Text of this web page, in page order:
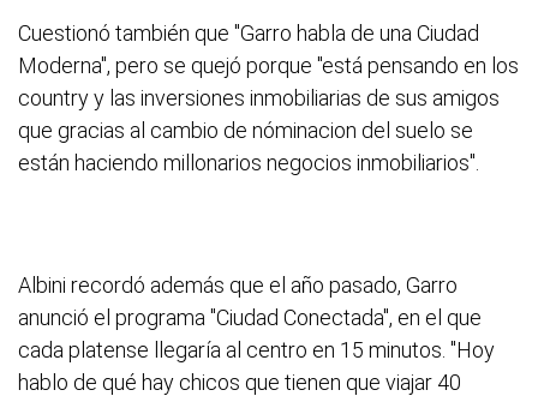
Cuestionó también que "Garro habla de una Ciudad
Moderna", pero se quejó porque "está pensando en los
country y las inversiones inmobiliarias de sus amigos
que gracias al cambio de nóminacion del suelo se
están haciendo millonarios negocios inmobiliarios".
Albini recordó además que el año pasado, Garro
anunció el programa "Ciudad Conectada", en el que
cada platense llegaría al centro en 15 minutos. "Hoy
hablo de qué hay chicos que tienen que viajar 40